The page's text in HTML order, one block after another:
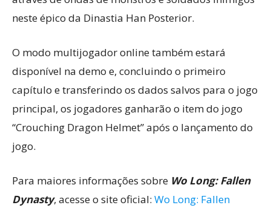
neste épico da Dinastia Han Posterior.
O modo multijogador online também estará
disponível na demo e, concluindo o primeiro
capítulo e transferindo os dados salvos para o jogo
principal, os jogadores ganharão o item do jogo
“Crouching Dragon Helmet” após o lançamento do
jogo.
Para maiores informações sobre Wo Long: Fallen
Dynasty, acesse o site oficial: Wo Long: Fallen